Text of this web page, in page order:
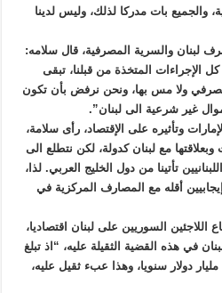
والجميع بات مدركا لذلك، وليس لدينا
لبنان والسرية المصرفية، قال سلامه:
الإجراءات المتخذة من قبلنا، تبقى
ولا مس بها، ونحن نرفض بأن تكون
غير شرعية الى لبنان”.
وتأثيره على الإقتصاد، رأى سلامة،
وبعلاقتها مع لبنان كدولة، لكن نتطلع الى
اللبنانيين تأتينا من دول الخليج العربي. لذا،
أقله مع المصارف المركزية في
السوريين على لبنان اقتصاديا،
في هذه القضية الثقيلة عليه، “اذ تبلغ
دولار سنويا، وهذا عبء ثقيل عليه،